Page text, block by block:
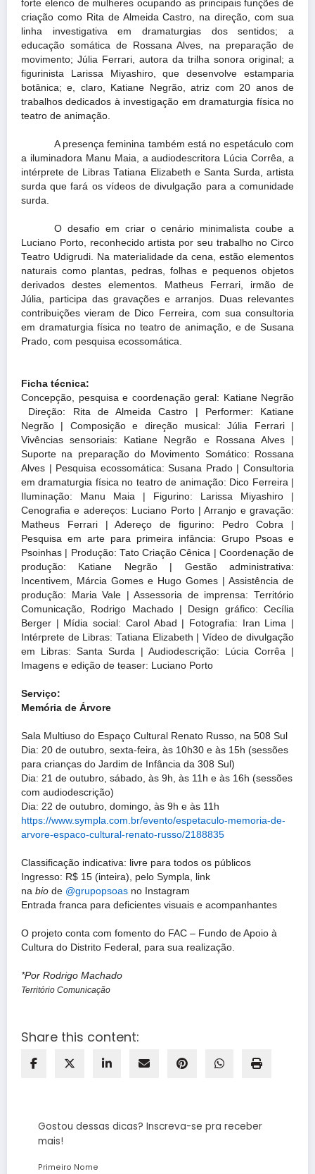
forte elenco de mulheres ocupando as principais funções de
criação como Rita de Almeida Castro, na direção, com sua
linha investigativa em dramaturgias dos sentidos; a
educação somática de Rossana Alves, na preparação de
movimento; Júlia Ferrari, autora da trilha sonora original; a
figurinista Larissa Miyashiro, que desenvolve estamparia
botânica; e, claro, Katiane Negrão, atriz com 20 anos de
trabalhos dedicados à investigação em dramaturgia física no
teatro de animação.
A presença feminina também está no espetáculo com
a iluminadora Manu Maia, a audiodescritora Lúcia Corrêa, a
intérprete de Libras Tatiana Elizabeth e Santa Surda, artista
surda que fará os vídeos de divulgação para a comunidade
surda.
O desafio em criar o cenário minimalista coube a
Luciano Porto, reconhecido artista por seu trabalho no Circo
Teatro Udigrudi. Na materialidade da cena, estão elementos
naturais como plantas, pedras, folhas e pequenos objetos
derivados destes elementos. Matheus Ferrari, irmão de
Júlia, participa das gravações e arranjos. Duas relevantes
contribuições vieram de Dico Ferreira, com sua consultoria
em dramaturgia física no teatro de animação, e de Susana
Prado, com pesquisa ecossomática.
Ficha técnica:
Concepção, pesquisa e coordenação geral: Katiane Negrão
Direção: Rita de Almeida Castro | Performer: Katiane
Negrão | Composição e direção musical: Júlia Ferrari |
Vivências sensoriais: Katiane Negrão e Rossana Alves |
Suporte na preparação do Movimento Somático: Rossana
Alves | Pesquisa ecossomática: Susana Prado | Consultoria
em dramaturgia física no teatro de animação: Dico Ferreira |
Iluminação: Manu Maia | Figurino: Larissa Miyashiro |
Cenografia e adereços: Luciano Porto | Arranjo e gravação:
Matheus Ferrari | Adereço de figurino: Pedro Cobra |
Pesquisa em arte para primeira infância: Grupo Psoas e
Psoinhas | Produção: Tato Criação Cênica | Coordenação de
produção: Katiane Negrão | Gestão administrativa:
Incentivem, Márcia Gomes e Hugo Gomes | Assistência de
produção: Maria Vale | Assessoria de imprensa: Território
Comunicação, Rodrigo Machado | Design gráfico: Cecília
Berger | Mídia social: Carol Abad | Fotografia: Iran Lima |
Intérprete de Libras: Tatiana Elizabeth | Vídeo de divulgação
em Libras: Santa Surda | Audiodescrição: Lúcia Corrêa |
Imagens e edição de teaser: Luciano Porto
Serviço:
Memória de Árvore
Sala Multiuso do Espaço Cultural Renato Russo, na 508 Sul
Dia: 20 de outubro, sexta-feira, às 10h30 e às 15h (sessões
para crianças do Jardim de Infância da 308 Sul)
Dia: 21 de outubro, sábado, às 9h, às 11h e às 16h (sessões
com audiodescrição)
Dia: 22 de outubro, domingo, às 9h e às 11h
https://www.sympla.com.br/evento/espetaculo-memoria-de-
arvore-espaco-cultural-renato-russo/2188835
Classificação indicativa: livre para todos os públicos
Ingresso: R$ 15 (inteira), pelo Sympla, link
na bio de @grupopsoas no Instagram
Entrada franca para deficientes visuais e acompanhantes
O projeto conta com fomento do FAC – Fundo de Apoio à
Cultura do Distrito Federal, para sua realização.
*Por Rodrigo Machado
Território Comunicação
Share this content:
Gostou dessas dicas? Inscreva-se pra receber
mais!
Primeiro Nome